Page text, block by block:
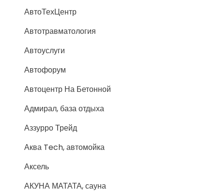
АвтоТехЦентр
Автотравматология
Автоуслуги
Автофорум
Автоцентр На Бетонной
Адмирал, база отдыха
Аззурро Трейд
Аква Tech, автомойка
Аксель
АКУНА МАТАТА, сауна